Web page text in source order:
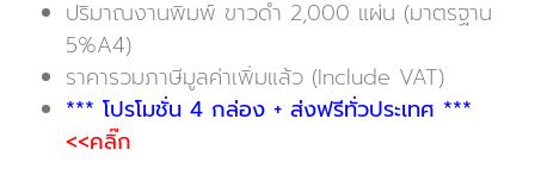
ปริมาณงานพิมพ์ ขาวดำ 2,000 แผ่น (มาตรฐาน
5%A4)
ราคารวมภาษีมูลค่าเพิ่มแล้ว (Include VAT)
*** โปรโมชั่น 4 กล่อง + ส่งฟรีทั่วประเทศ ***
<<คลิ๊ก